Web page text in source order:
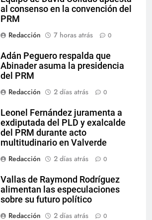
al consenso en la convención del
PRM
Redacción
7 horas atrás 0
Adán Peguero respalda que
Abinader asuma la presidencia
del PRM
Redacción
2 días atrás 0
Leonel Fernández juramenta a
exdiputada del PLD y exalcalde
del PRM durante acto
multitudinario en Valverde
Redacción
2 días atrás 0
Vallas de Raymond Rodríguez
alimentan las especulaciones
sobre su futuro político
Redacción
2 días atrás 0